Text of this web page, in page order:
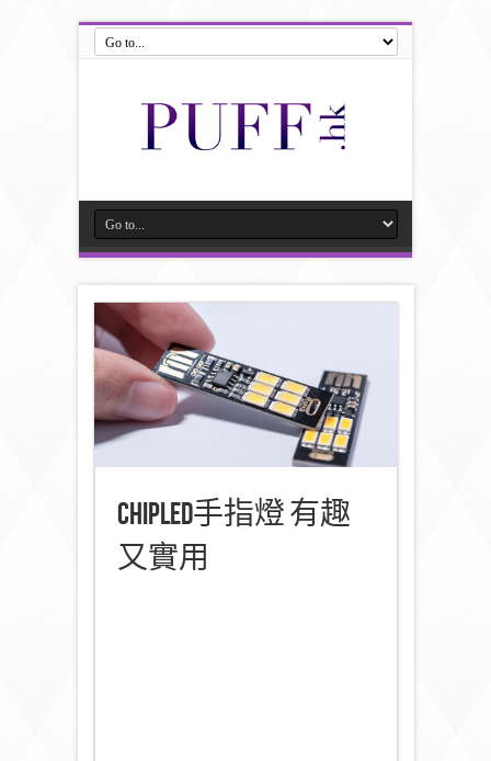
ChipLED手指燈 有趣
又實用